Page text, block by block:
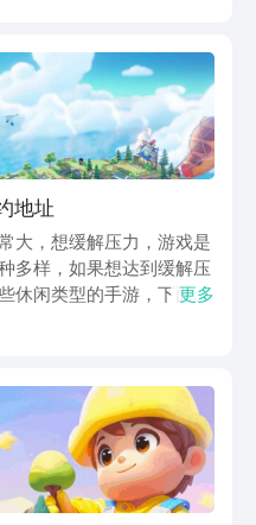
地址
大，想缓解压力，游戏是
多样，如果想达到缓解压
休闲类型的手游，下面会
戏，每个玩家都可以进入
更多